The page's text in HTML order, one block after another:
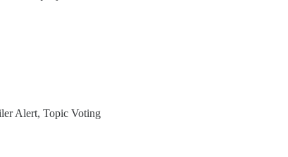
Alert, Topic Voting